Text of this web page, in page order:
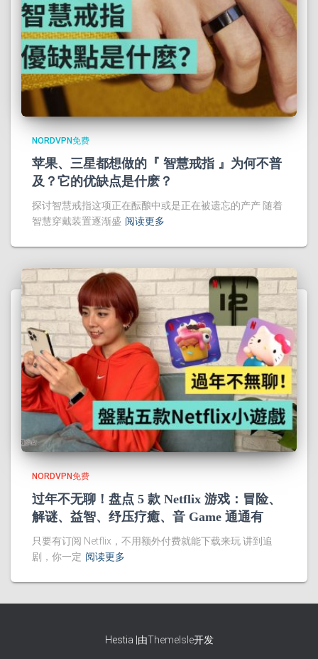
NORDVPN免费
苹果、三星都想做的『 智慧戒指 』为何不普
及？它的优缺点是什麽？
探讨智慧戒指这项正在酝酿中或是正在被遗忘的产产 随着
智慧穿戴装置逐渐盛 阅读更多
NORDVPN免费
过年不无聊！盘点 5 款 Netflix 游戏：冒险、
解谜、益智、纾压疗癒、音 Game 通通有
只要有订阅 Netflix，不用额外付费就能下载来玩 讲到追
剧，你一定 阅读更多
Hestia |由ThemeIsle开发